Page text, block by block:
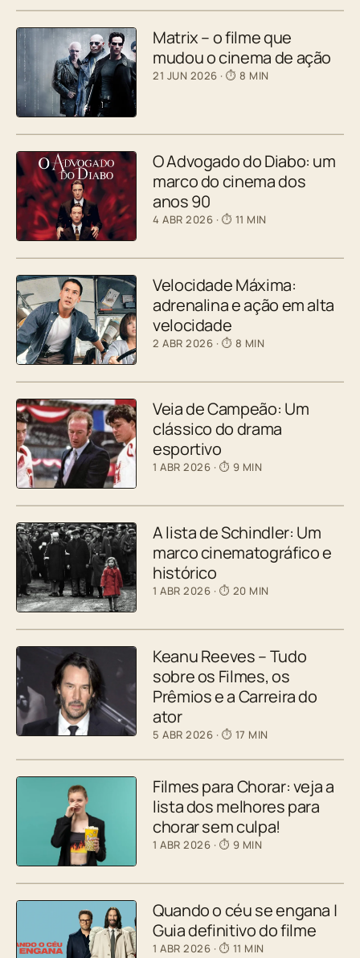
Matrix – o filme que
mudou o cinema de ação
21 JUN 2026 · ⏱ 8 MIN
O Advogado do Diabo: um
marco do cinema dos
anos 90
4 ABR 2026 · ⏱ 11 MIN
Velocidade Máxima:
adrenalina e ação em alta
velocidade
2 ABR 2026 · ⏱ 8 MIN
Veia de Campeão: Um
clássico do drama
esportivo
1 ABR 2026 · ⏱ 9 MIN
A lista de Schindler: Um
marco cinematográfico e
histórico
1 ABR 2026 · ⏱ 20 MIN
Keanu Reeves – Tudo
sobre os Filmes, os
Prêmios e a Carreira do
ator
5 ABR 2026 · ⏱ 17 MIN
Filmes para Chorar: veja a
lista dos melhores para
chorar sem culpa!
1 ABR 2026 · ⏱ 9 MIN
Quando o céu se engana |
Guia definitivo do filme
1 ABR 2026 · ⏱ 11 MIN